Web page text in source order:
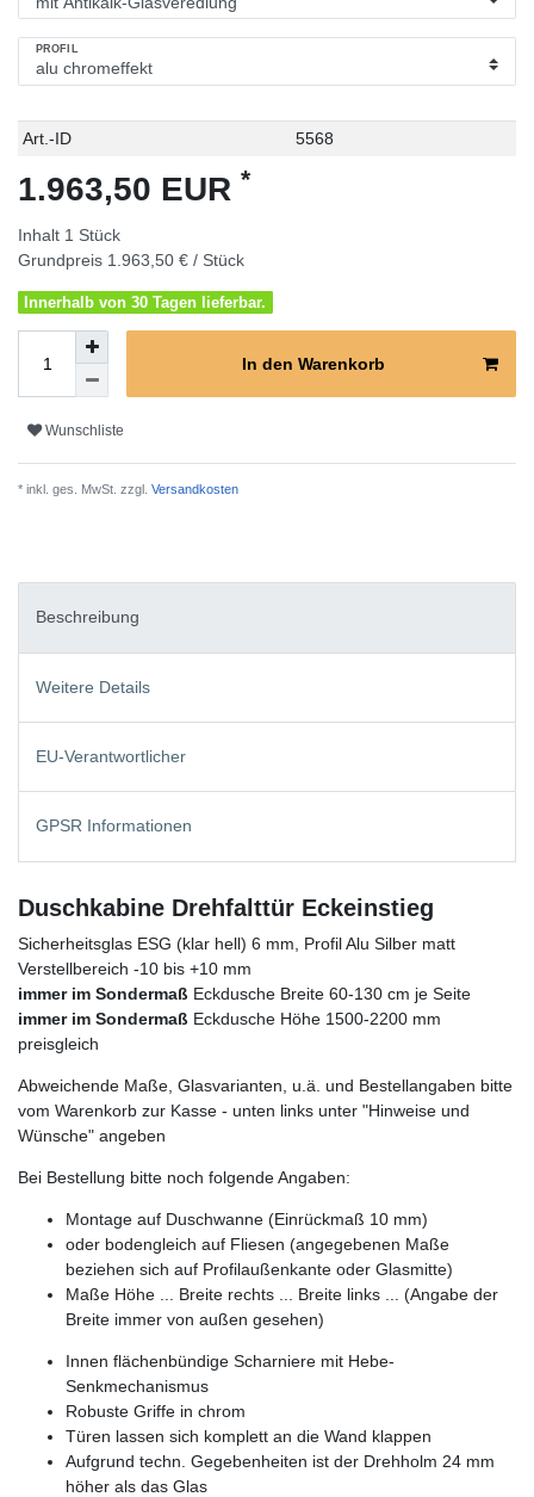
PROFIL
Technisches
Wert
Art.-ID 5568
1.963,50 EUR *
Inhalt 1 Stück
Grundpreis 1.963,50 € / Stück
Innerhalb von 30 Tagen lieferbar.
In den Warenkorb
Wunschliste
* inkl. ges. MwSt. zzgl. Versandkosten
Beschreibung
Weitere Details
EU-Verantwortlicher
GPSR Informationen
Duschkabine Drehfalttür Eckeinstieg
Sicherheitsglas ESG (klar hell) 6 mm, Profil Alu Silber matt
Verstellbereich -10 bis +10 mm
immer im Sondermaß Eckdusche Breite 60-130 cm je Seite
immer im Sondermaß Eckdusche Höhe 1500-2200 mm
preisgleich
Abweichende Maße, Glasvarianten, u.ä. und Bestellangaben bitte
vom Warenkorb zur Kasse - unten links unter "Hinweise und
Wünsche" angeben
Bei Bestellung bitte noch folgende Angaben:
Montage auf Duschwanne (Einrückmaß 10 mm)
oder bodengleich auf Fliesen (angegebenen Maße
beziehen sich auf Profilaußenkante oder Glasmitte)
Maße Höhe ... Breite rechts ... Breite links ... (Angabe der
Breite immer von außen gesehen)
Innen flächenbündige Scharniere mit Hebe-
Senkmechanismus
Robuste Griffe in chrom
Türen lassen sich komplett an die Wand klappen
Aufgrund techn. Gegebenheiten ist der Drehholm 24 mm
höher als das Glas